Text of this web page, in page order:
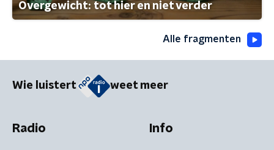
Overgewicht: tot hier en niet verder
Alle fragmenten
Wie luistert weet meer
Radio Info